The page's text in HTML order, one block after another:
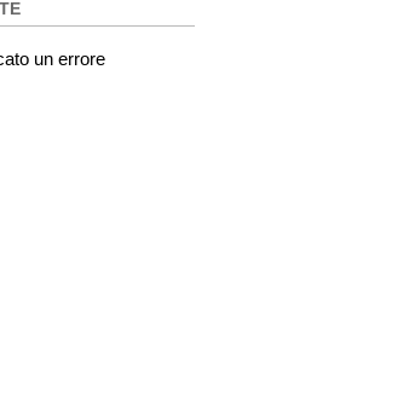
un errore